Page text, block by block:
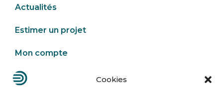
Cookies
Actualités
Estimer un projet
Mon compte